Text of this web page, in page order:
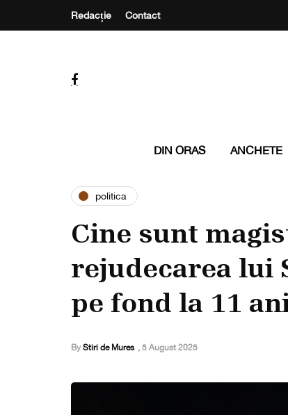
Redacție Contact
DIN ORAS ANCHETE
politica
Cine sunt
rejudecarea lui
pe fond la 11
By Stiri de Mures , 5 August 2025